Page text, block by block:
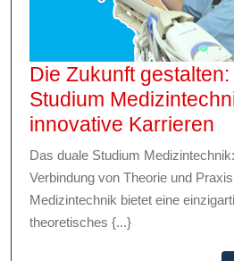
Die Zukunft
Studium
innovative Karrieren
Das duale Studium
Verbindung von Theorie und
Medizintechnik bietet eine
theoretisches {...}